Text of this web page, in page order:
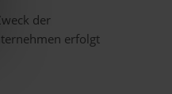
der
erfolgt